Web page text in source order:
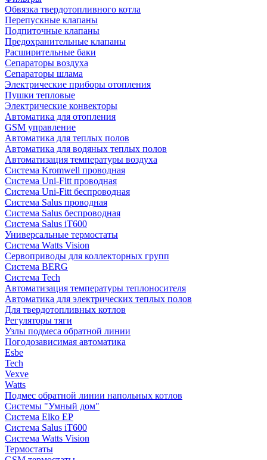
Обвязка твердотопливного котла
Перепускные клапаны
Подпиточные клапаны
Предохранительные клапаны
Расширительные баки
Сепараторы воздуха
Сепараторы шлама
Электрические приборы отопления
Пушки тепловые
Электрические конвекторы
Автоматика для отопления
GSM управление
Автоматика для теплых полов
Автоматика для водяных теплых полов
Автоматизация температуры воздуха
Система Kromwell проводная
Система Uni-Fitt проводная
Система Uni-Fitt беспроводная
Система Salus проводная
Система Salus беспроводная
Система Salus iT600
Универсальные термостаты
Система Watts Vision
Сервоприводы для коллекторных групп
Система BERG
Система Tech
Автоматизация температуры теплоносителя
Автоматика для электрических теплых полов
Для твердотопливных котлов
Регуляторы тяги
Узлы подмеса обратной линии
Погодозависимая автоматика
Esbe
Tech
Vexve
Watts
Подмес обратной линии напольных котлов
Системы "Умный дом"
Система Elko EP
Система Salus iT600
Система Watts Vision
Термостаты